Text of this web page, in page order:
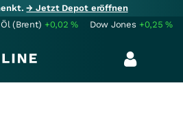
→ Jetzt Depot eröffnen
Öl (Brent) +0,02% Dow Jones +0,25%